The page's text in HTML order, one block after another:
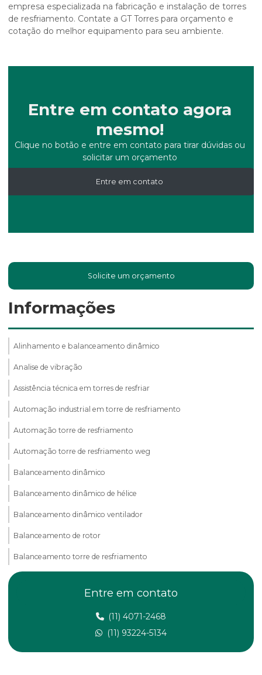
empresa especializada na fabricação e instalação de torres
de resfriamento. Contate a GT Torres para orçamento e
cotação do melhor equipamento para seu ambiente.
Entre em contato agora
mesmo!
Clique no botão e entre em contato para tirar dúvidas ou
solicitar um orçamento
Entre em contato
Solicite um orçamento
Informações
Alinhamento e balanceamento dinâmico
Analise de vibração
Assistência técnica em torres de resfriar
Automação industrial em torre de resfriamento
Automação torre de resfriamento
Automação torre de resfriamento weg
Balanceamento dinâmico
Balanceamento dinâmico de hélice
Balanceamento dinâmico ventilador
Balanceamento de rotor
Balanceamento torre de resfriamento
Balanceamento de ventiladores industriais
Entre em contato
(11) 4071-2468
(11) 93224-5134